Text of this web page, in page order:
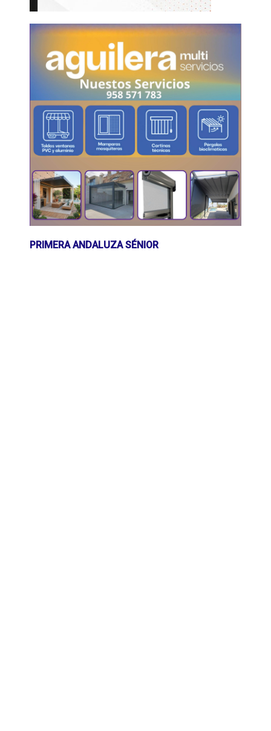
PRIMERA ANDALUZA SÉNIOR